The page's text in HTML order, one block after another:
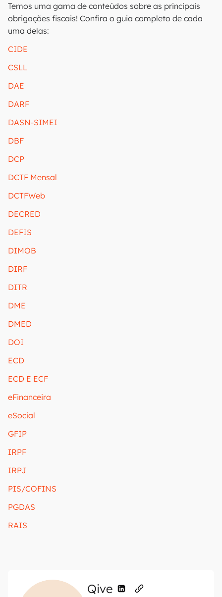
Temos uma gama de conteúdos sobre as principais
obrigações fiscais! Confira o guia completo de cada
uma delas:
CIDE
CSLL
DAE
DARF
DASN-SIMEI
DBF
DCP
DCTF Mensal
DCTFWeb
DECRED
DEFIS
DIMOB
DIRF
DITR
DME
DMED
DOI
ECD
ECD E ECF
eFinanceira
eSocial
GFIP
IRPF
IRPJ
PIS/COFINS
PGDAS
RAIS
Qive